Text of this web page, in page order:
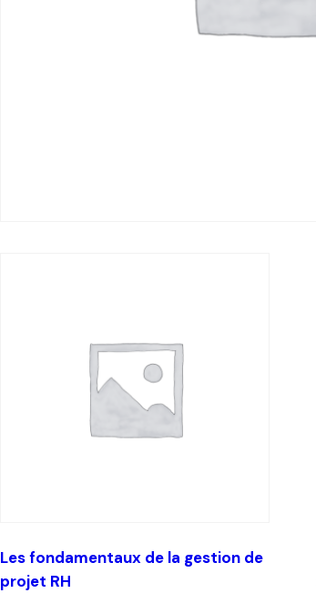
Les fondamentaux de la gestion de
projet RH